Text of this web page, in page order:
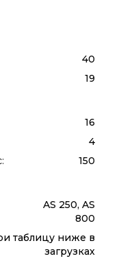
40
19
16
4
: 150
AS 250, AS
800
таблицу ниже в
загрузках